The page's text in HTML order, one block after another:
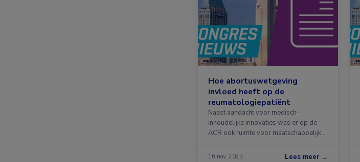
Hoe abortuswetgeving
invloed heeft op de
reumatologiepatiënt
Naast aandacht voor medisch-
inhoudelijke innovaties was er op de
ACR ook ruimte voor maatschappelijke
16 nov. 2023 Lees meer →